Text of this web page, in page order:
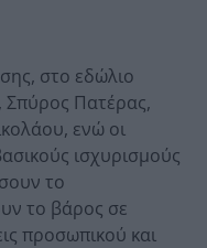
στο εδώλιο
Σπύρος Πατέρας,
ενώ οι
ισχυρισμούς
το
το βάρος σε
προσωπικού και